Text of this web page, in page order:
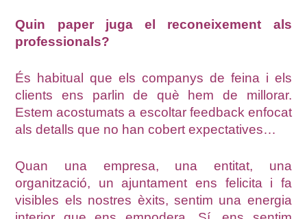
Quin paper juga el reconeixement als
professionals?
És habitual que els companys de feina i els
clients ens parlin de què hem de millorar.
Estem acostumats a escoltar feedback enfocat
als detalls que no han cobert expectatives…
Quan una empresa, una entitat, una
organització, un ajuntament ens felicita i fa
visibles els nostres èxits, sentim una energia